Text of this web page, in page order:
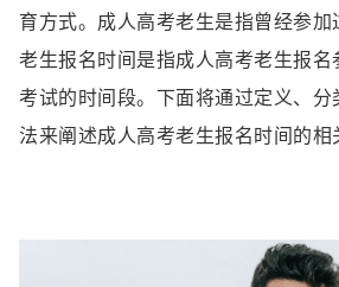
育方式。成人高考老生是指曾经参加
老生报名时间是指成人高考老生报
考试的时间段。下面将通过定义、
法来阐述成人高考老生报名时间的相